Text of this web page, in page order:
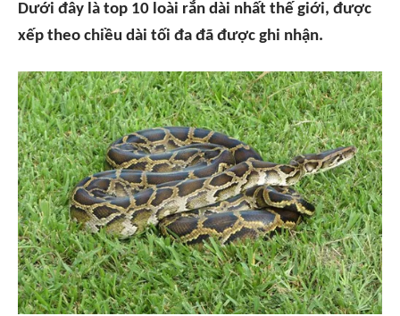
Dưới đây là top 10 loài rắn dài nhất thế giới, được
xếp theo chiều dài tối đa đã được ghi nhận.